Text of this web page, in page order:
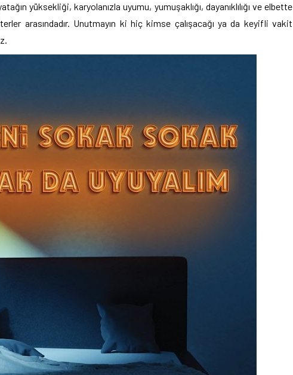
yüksekliği, karyolanızla uyumu, yumuşaklığı, dayanıklılığı ve elbette
arasındadır. Unutmayın ki hiç kimse çalışacağı ya da keyifli vakit